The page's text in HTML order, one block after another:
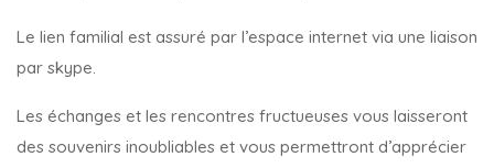
Le lien familial est assuré par l’espace internet via une liaison
par skype.
Les échanges et les rencontres fructueuses vous laisseront
des souvenirs inoubliables et vous permettront d’apprécier